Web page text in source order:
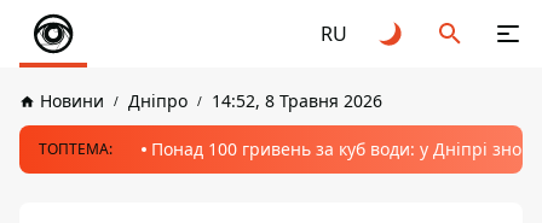
RU
Новини Дніпро 14:52, 8 Травня 2026
ТОПТЕМА: Понад 100 гривень за куб води: у Дніпрі